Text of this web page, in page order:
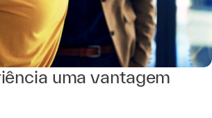
uma vantagem